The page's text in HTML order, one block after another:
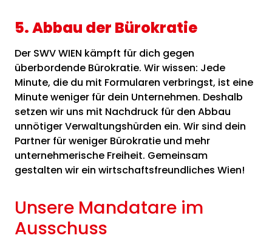
5. Abbau der Bürokratie
Der SWV WIEN kämpft für dich gegen
überbordende Bürokratie. Wir wissen: Jede
Minute, die du mit Formularen verbringst, ist eine
Minute weniger für dein Unternehmen. Deshalb
setzen wir uns mit Nachdruck für den Abbau
unnötiger Verwaltungshürden ein. Wir sind dein
Partner für weniger Bürokratie und mehr
unternehmerische Freiheit. Gemeinsam
gestalten wir ein wirtschaftsfreundliches Wien!
Unsere Mandatare im
Ausschuss